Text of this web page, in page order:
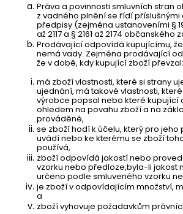
Práva a povinnosti smluvních stran
z vadného plnění se řídí
předpisy (zejména ustanoveními §
až 2117 a § 2161 až 2174 občanského
Prodávající odpovídá kupujícímu,
nemá vady. Zejména prodávající
že v době, kdy kupující zboží převzal:
má zboží vlastnosti, které si strany
ujednání, má takové vlastnosti,
výrobce popsal nebo které kupující
ohledem na povahu zboží a na
prováděné,
se zboží hodí k účelu, který pro
uvádí nebo ke kterému se zboží
používá,
zboží odpovídá jakostí nebo
vzorku nebo předloze,byla-li jakost
určeno podle smluveného vzorku
je zboží v odpovídajícím množství,
a
zboží vyhovuje požadavkům